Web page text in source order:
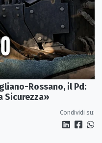
Rossano, il Pd:
Sicurezza»
Condividi su: